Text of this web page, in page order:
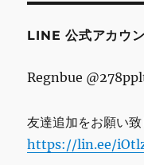
ス
LINE 公式アカウ
Regnbue
友達追加をお願い致
https://lin.ee/